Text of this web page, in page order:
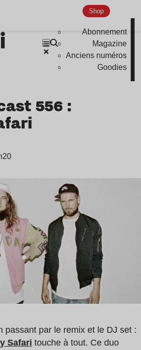
Shop
Abonnement
Magazine
Anciens numéros
Goodies
556 :
passant par le remix et le DJ set :
Safari touche à tout. Ce duo